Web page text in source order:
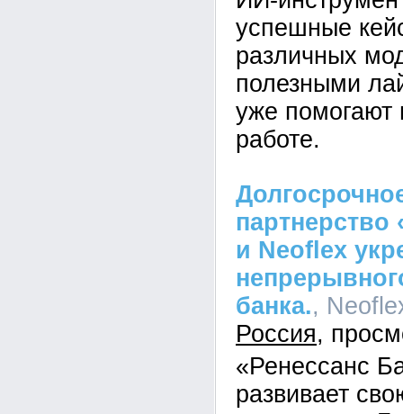
успешные
различных
полезными
уже помогают
работе.
партнерство
и Neoflex
банка.,
Россия
«Ренессанс
развивает